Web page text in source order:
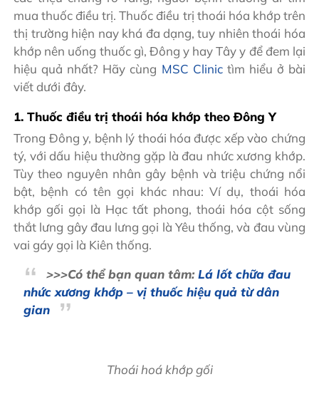
mua thuốc điều trị. Thuốc điều trị thoái hóa khớp trên
thị trường hiện nay khá đa dạng, tuy nhiên thoái hóa
khớp nên uống thuốc gì, Đông y hay Tây y để đem lại
hiệu quả nhất? Hãy cùng MSC Clinictìm hiểu ở bài
viết dưới đây.
1. Thuốc điều trị thoái hóa khớp theo Đông Y
Trong Đông y, bệnh lý thoái hóa được xếp vào chứng
tý, với dấu hiệu thường gặp là đau nhức xương khớp.
Tùy theo nguyên nhân gây bệnh và triệu chứng nổi
bật, bệnh có tên gọi khác nhau: Ví dụ, thoái hóa
khớp gối gọi là Hạc tất phong, thoái hóa cột sống
thắt lưng gây đau lưng gọi là Yêu thống, và đau vùng
vai gáy gọi là Kiên thống.
>>>Có thể bạn quan tâm:Lá lốt chữa đau
nhức xương khớp – vị thuốc hiệu quả từ dân
gian
Thoái hoá khớp gối